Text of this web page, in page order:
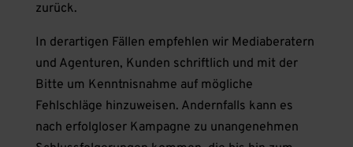
zurück.
In derartigen Fällen empfehlen wir Mediaberatern
und Agenturen, Kunden schriftlich und mit der
Bitte um Kenntnisnahme auf mögliche
Fehlschläge hinzuweisen. Andernfalls kann es
nach erfolgloser Kampagne zu unangenehmen